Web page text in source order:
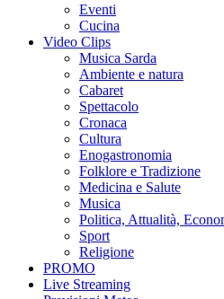
Eventi
Cucina
Video Clips
Musica Sarda
Ambiente e natura
Cabaret
Spettacolo
Cronaca
Cultura
Enogastronomia
Folklore e Tradizione
Medicina e Salute
Musica
Politica, Attualità,
Sport
Religione
PROMO
Live Streaming